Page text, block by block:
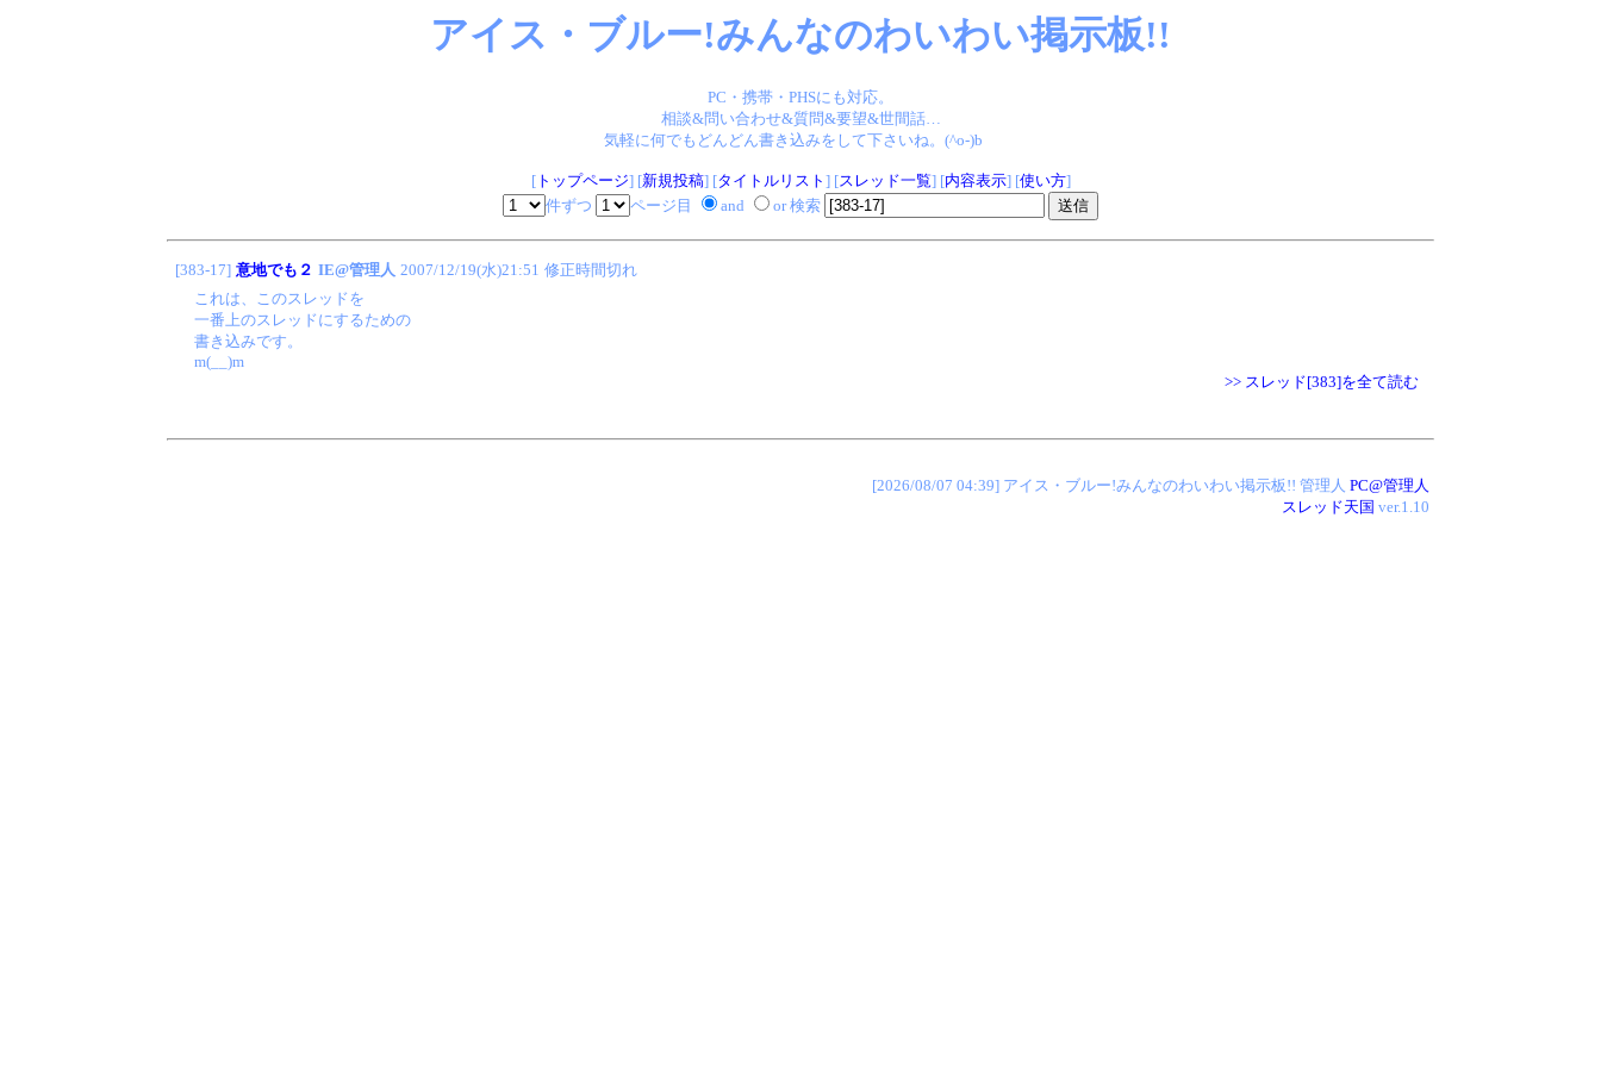
アイス・ブルー!みんなのわいわい掲示板!!
PC・携帯・PHSにも対応。
相談&問い合わせ&質問&要望&世間話…
気軽に何でもどんどん書き込みをして下さいね。(^o-)b
[トップページ] [新規投稿] [タイトルリスト ] [スレッド一覧] [内容表示] [使い方]
件ずつ
ページ目 and or 検索
[383-17] 意地でも２ IE@管理人 2007/12/19(水)21:51 修正時間切れ
これは、このスレッドを
一番上のスレッドにするための
書き込みです。
m(__)m
>> スレッド[383]を全て読む
[2026/08/07 04:39] アイス・ブルー!みんなのわいわい掲示板!! 管理人 PC@管理人
スレッド天国 ver.1.10